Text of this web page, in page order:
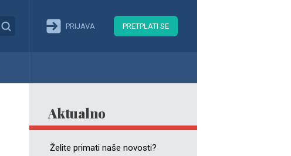
PRIJAVA PRETPLATI SE
Aktualno
Želite primati naše novosti?